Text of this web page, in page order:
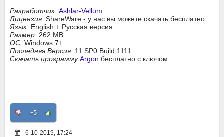
Разработчик: Ashlar-Vellum
Лицензия: ShareWare - у нас вы можете скачать бесплатно
Язык: English + Русская версия
Размер: 262 MB
ОС: Windows 7+
Последняя Версия: 11 SP0 Build 1111
Скачать программуArgon бесплатно с ключом
+5
6-10-2019, 17:24